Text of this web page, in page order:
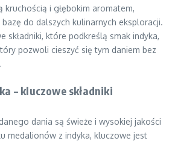
kruchością i głębokim aromatem,
do dalszych kulinarnych eksploracji.
składniki, które podkreślą smak indyka,
pozwoli cieszyć się tym daniem bez
– kluczowe składniki
dania są świeże i wysokiej jakości
medalionów z indyka, kluczowe jest